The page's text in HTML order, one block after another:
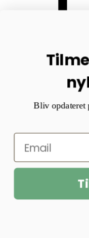
Bliv opdateret